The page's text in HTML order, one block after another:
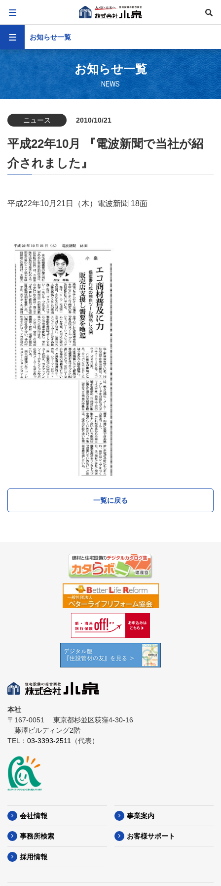
お知らせ一覧
NEWS
お知らせ一覧
ニュース 2010/10/21
平成22年10月 『電波新聞で当社が紹
介されました』
平成22年10月21日（木）電波新聞 18面
一覧に戻る
本社
〒167-0051
東京都杉並区荻窪4-30-16
藤澤ビルディング2階
TEL： 03-3393-2511 （代表）
会社情報 事業案内
事務所検索 お客様サポート
採用情報